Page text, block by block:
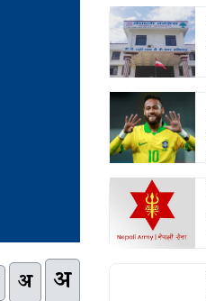
अ अ